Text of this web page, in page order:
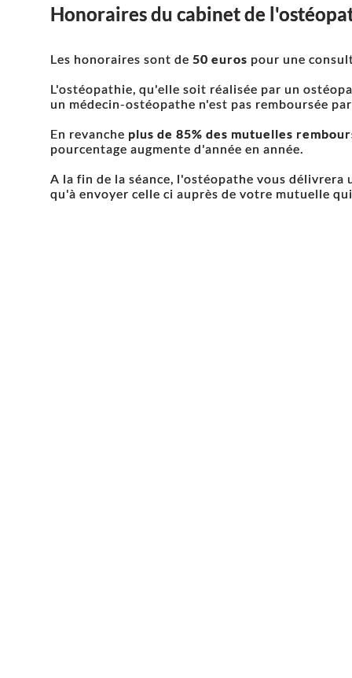
Honoraires du cabinet de
Les honoraires sont de 50 euros pour une
L'ostéopathie, qu'elle soit réalisée par un
un médecin-ostéopathe n'est pas remboursée
En revanche plus de 85% des mutuelles
pourcentage augmente d'année en année.
A la fin de la séance, l'ostéopathe vous délivrera
qu'à envoyer celle ci auprès de votre mutuelle